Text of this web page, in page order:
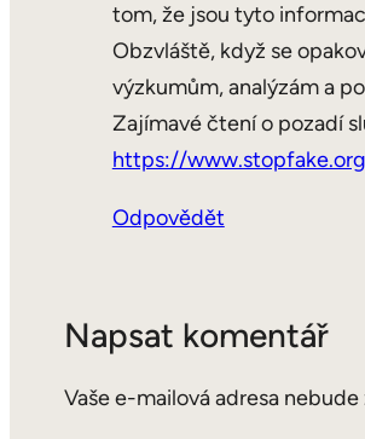
tom, že jsou tyto
Obzvláště, když se
výzkumům, analýzám a
Zajímavé čtení o pozadí
https://
Odpovědět
Napsat komentář
Vaše e-mailová adresa